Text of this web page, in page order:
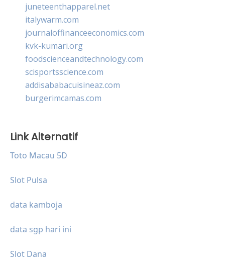
juneteenthapparel.net
italywarm.com
journaloffinanceeconomics.com
kvk-kumari.org
foodscienceandtechnology.com
scisportsscience.com
addisababacuisineaz.com
burgerimcamas.com
Link Alternatif
Toto Macau 5D
Slot Pulsa
data kamboja
data sgp hari ini
Slot Dana